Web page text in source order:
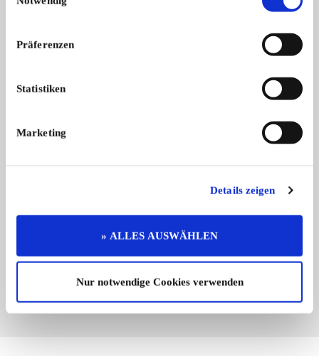
Präferenzen
Statistiken
Marketing
Details zeigen
» ALLES AUSWÄHLEN
Nur notwendige Cookies verwenden
Zweiradmarken:
IG Nimbus-Freunde Deutschland
jetzt diesen Branchenbuch-Eintrag um ihn zu
ergänzen und für sich zu nutzen:
EINTRAG JETZT ÜBERNEHMEN